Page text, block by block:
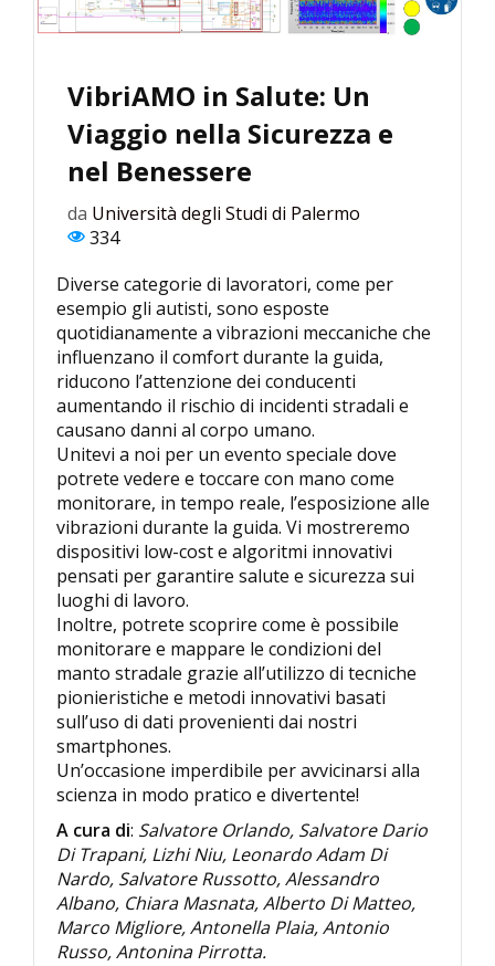
VibriAMO in Salute: Un
Viaggio nella Sicurezza e
nel Benessere
da Università degli Studi di Palermo
334
Diverse categorie di lavoratori, come per
esempio gli autisti, sono esposte
quotidianamente a vibrazioni meccaniche che
influenzano il comfort durante la guida,
riducono l’attenzione dei conducenti
aumentando il rischio di incidenti stradali e
causano danni al corpo umano.
Unitevi a noi per un evento speciale dove
potrete vedere e toccare con mano come
monitorare, in tempo reale, l’esposizione alle
vibrazioni durante la guida. Vi mostreremo
dispositivi low-cost e algoritmi innovativi
pensati per garantire salute e sicurezza sui
luoghi di lavoro.
Inoltre, potrete scoprire come è possibile
monitorare e mappare le condizioni del
manto stradale grazie all’utilizzo di tecniche
pionieristiche e metodi innovativi basati
sull’uso di dati provenienti dai nostri
smartphones.
Un’occasione imperdibile per avvicinarsi alla
scienza in modo pratico e divertente!
A cura di: Salvatore Orlando, Salvatore Dario
Di Trapani, Lizhi Niu, Leonardo Adam Di
Nardo, Salvatore Russotto, Alessandro
Albano, Chiara Masnata, Alberto Di Matteo,
Marco Migliore, Antonella Plaia, Antonio
Russo, Antonina Pirrotta.